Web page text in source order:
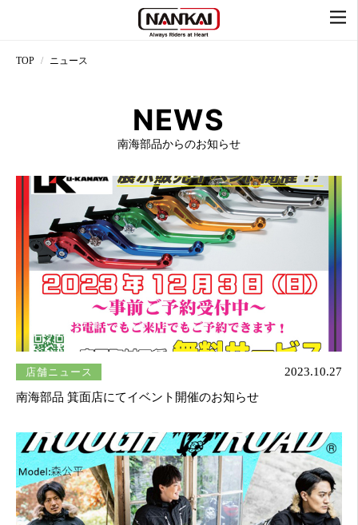
TOP ニュース
NEWS
南海部品からのお知らせ
店舗ニュース
2023.10.27
南海部品 箕面店にてイベント開催のお知らせ